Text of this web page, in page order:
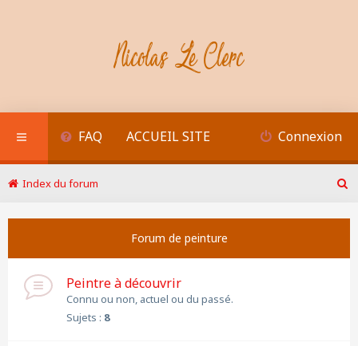
FAQ ACCUEIL SITE Connexion
Index du forum
Forum de peinture
Peintre à découvrir
Connu ou non, actuel ou du passé.
Sujets : 8